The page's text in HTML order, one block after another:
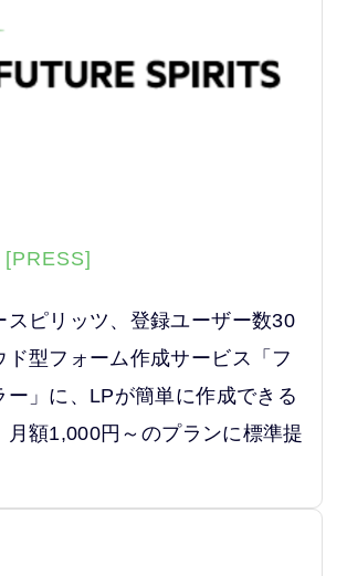
[PRESS]
スピリッツ、登録ユーザー数30
ド型フォーム作成サービス「フ
ー」に、LPが簡単に作成できる
月額1,000円～のプランに標準提